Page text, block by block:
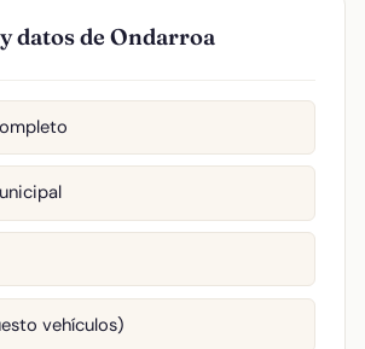
datos de Ondarroa
vehículos)